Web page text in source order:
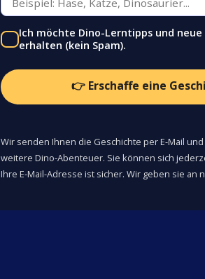
Ich möchte Dino-Lerntipps und neue
erhalten (kein Spam).
👉 Erschaffe eine
Wir senden Ihnen die Geschichte per E-Mail
weitere Dino-Abenteuer. Sie können sich
Ihre E-Mail-Adresse ist sicher. Wir geben sie an